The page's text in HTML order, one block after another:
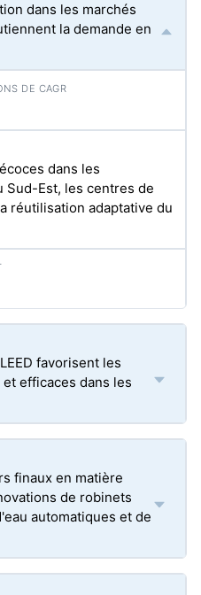
dans les marchés
la demande en
dans les
Sud-Est, les centres de
réutilisation adaptative du
favorisent les
efficaces dans les
finaux en matière
de robinets
automatiques et de